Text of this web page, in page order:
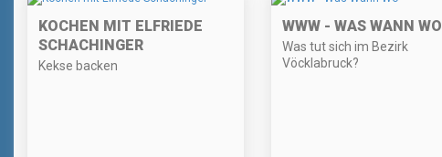
KOCHEN MIT ELFRIEDE
SCHACHINGER
Kekse backen
WWW - WAS WANN WO
Was tut sich im Bezirk
Vöcklabruck?